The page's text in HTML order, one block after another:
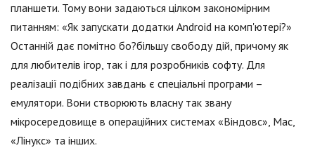
планшети. Тому вони задаються цілком закономірним
питанням: «Як запускати додатки Android на комп'ютері?»
Останній дає помітно бо?більшу свободу дій, причому як
для любителів ігор, так і для розробників софту. Для
реалізації подібних завдань є спеціальні програми –
емулятори. Вони створюють власну так звану
мікросередовище в операційних системах «Віндовс», Мас,
«Лінукс» та інших.